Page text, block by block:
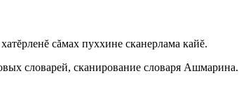
сăмах пуххине сканерлама кайĕ.
словарей, сканирование словаря Ашмарина.